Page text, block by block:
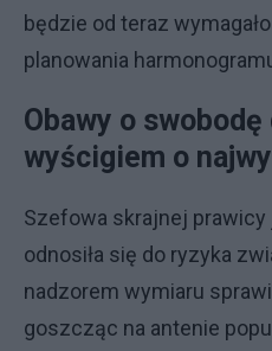
będzie od teraz
planowania
Obawy o swobodę
wyścigiem o
Szefowa skrajnej
odnosiła się do ryzyka
nadzorem wymiaru
goszcząc na antenie